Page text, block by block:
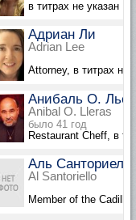
в титрах не указан
не указан
Адриан Ли
Adrian Lee
Attorney, в титрах не
Анибаль О.
Anibal O. Lleras
было 41 год
Restaurant Cheff, в
Аль
Al Santoriello
Member of the